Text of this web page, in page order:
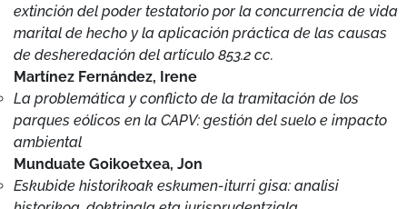
Martínez Fernández, Irene
La problemática y conflicto de la tramitación de los
parques eólicos en la CAPV: gestión del suelo e impacto
ambiental
Munduate Goikoetxea, Jon
Eskubide historikoak eskumen-iturri gisa: analisi
historikoa, doktrinala eta jurisprudentziala
Ruiz de Gordejuela Agirre, Iñaki
Análisis de algunas estrategias y políticas públicas para